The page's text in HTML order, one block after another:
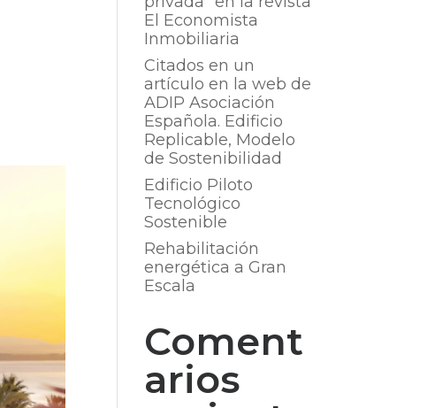
El Economista
Inmobiliaria
Citados en un
artículo en la web de
ADIP Asociación
Española. Edificio
Replicable, Modelo
de Sostenibilidad
Edificio Piloto
Tecnológico
Sostenible
Rehabilitación
energética a Gran
Escala
Coment
arios